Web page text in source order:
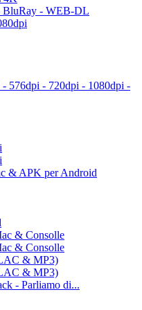
BluRay - WEB-DL
576dpi - 720dpi - 1080dpi -
& APK per Android
& Consolle
& Consolle
& MP3)
& MP3)
- Parliamo di...